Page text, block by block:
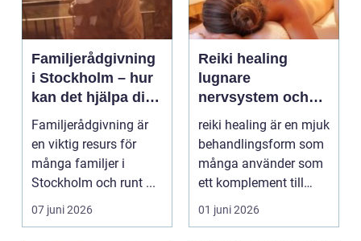
Familjerådgivning
i Stockholm – hur
kan det hjälpa dig
och din familj
Familjerådgivning är
en viktig resurs för
många familjer i
Stockholm och runt ...
07 juni 2026
Reiki healing
lugnare
nervsystem och
mer balans i
vardagen
reiki healing är en mjuk
behandlingsform som
många använder som
ett komplement till
annan vård. Foku...
01 juni 2026